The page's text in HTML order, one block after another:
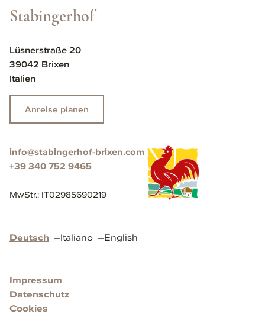
Stabingerhof
Lüsnerstraße 20
39042 Brixen
Italien
Anreise planen
info@stabingerhof-brixen.com
+39 340 752 9465
MwStr.: IT02985690219
Deutsch –Italiano –English
Impressum
Datenschutz
Cookies